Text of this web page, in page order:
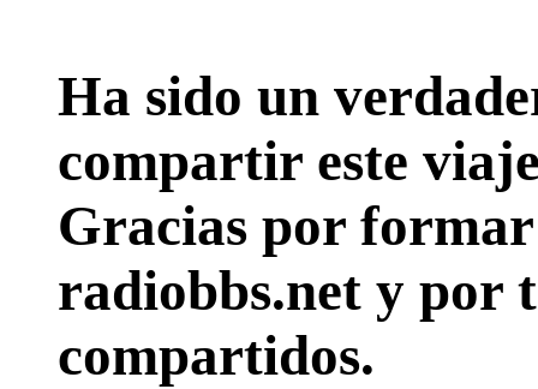
Ha sido un
compartir este
Gracias por
radiobbs.net y por
compartidos.